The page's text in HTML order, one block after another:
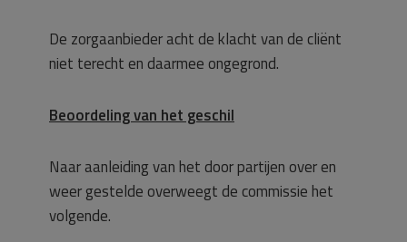
De zorgaanbieder acht de klacht van de cliënt
niet terecht en daarmee ongegrond.
Beoordeling van het geschil
Naar aanleiding van het door partijen over en
weer gestelde overweegt de commissie het
volgende.